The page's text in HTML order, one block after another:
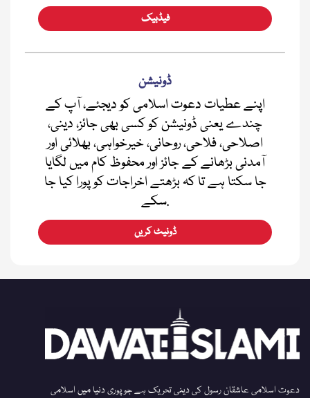
فیڈبیک
ڈونیشن
اپنے عطیات دعوت اسلامی کو دیجئے، آپ کے
چندے یعنی ڈونیشن کو کسی بھی جائز، دینی،
اصلاحی، فلاحی، روحانی، خیرخواہی، بھلائی اور
آمدنی بڑھانے کے جائز اور محفوظ کام میں لگایا
جا سکتا ہے تا کہ بڑھتے اخراجات کو پورا کیا جا
سکے.
ڈونیٹ کریں
دعوت اسلامی عاشقان رسول کی دینی تحریک ہے جو پوری دنیا میں اسلامی